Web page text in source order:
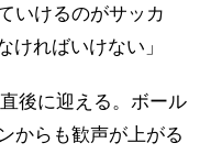
いけるのがサッカ
ければいけない」
後に迎える。ボール
からも歓声が上がる